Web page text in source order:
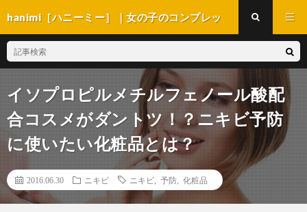
hanimi［ハニーミー］｜女の子のコンプレッ
イソプロピルメチルフェノール酸配
合コスメがダントツ！？ニキビ予防
に使いたい化粧品とは？
2016.06.30 ニキビ ニキビ 予防 化粧品